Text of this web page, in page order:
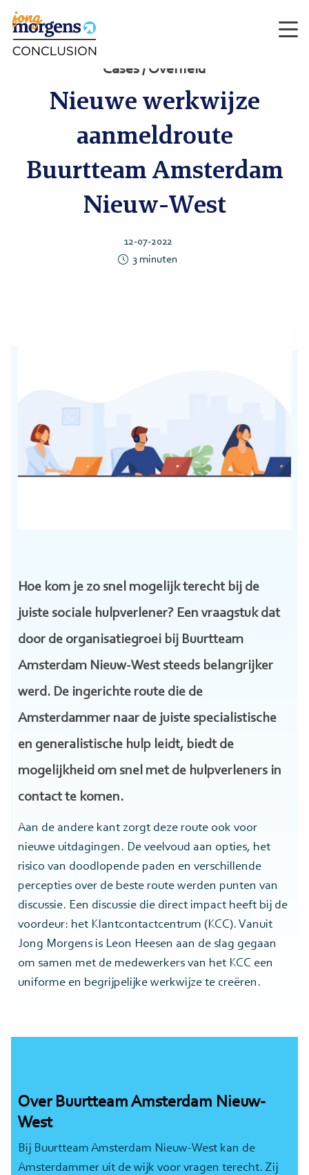
Cases / Overheid
Nieuwe werkwijze
aanmeldroute
Buurtteam Amsterdam
Nieuw-West
12-07-2022
3 minuten
Hoe kom je zo snel mogelijk terecht bij de
juiste sociale hulpverlener? Een vraagstuk dat
door de organisatiegroei bij Buurtteam
Amsterdam Nieuw-West steeds belangrijker
werd. De ingerichte route die de
Amsterdammer naar de juiste specialistische
en generalistische hulp leidt, biedt de
mogelijkheid om snel met de hulpverleners in
contact te komen.
Aan de andere kant zorgt deze route ook voor
nieuwe uitdagingen. De veelvoud aan opties, het
risico van doodlopende paden en verschillende
percepties over de beste route werden punten van
discussie. Een discussie die direct impact heeft bij de
voordeur: het Klantcontactcentrum (KCC). Vanuit
Jong Morgens is Leon Heesen aan de slag gegaan
om samen met de medewerkers van het KCC een
uniforme en begrijpelijke werkwijze te creëren.
Over Buurtteam Amsterdam Nieuw-
West
Bij Buurtteam Amsterdam Nieuw-West kan de
Amsterdammer uit de wijk voor vragen terecht. Zij